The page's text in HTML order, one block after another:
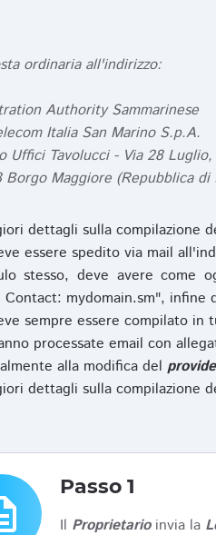
ordinaria all'indirizzo:
Authority Sammarinese
Italia San Marino S.p.A.
Uffici Tavolucci - Via 28 Luglio,
Borgo Maggiore (Repubblica di
dettagli sulla compilazione
essere spedito via mail
stesso, deve avere come
Contact: mydomain.sm",
sempre essere compilato in
processate email con
alla modifica del
dettagli sulla compilazione
Passo 1
Il Proprietarioinvia la